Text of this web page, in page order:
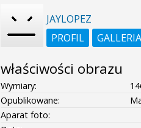
JAYLOPEZ
PROFIL
GALLERIA
właściwości obrazu
Wymiary:
Opublikowane:
Aparat foto: